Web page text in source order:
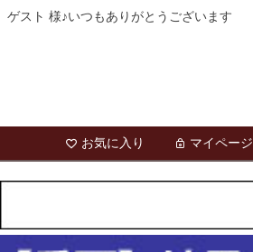
ゲスト 様♪いつもありがとうございます
お気に入り マイページ